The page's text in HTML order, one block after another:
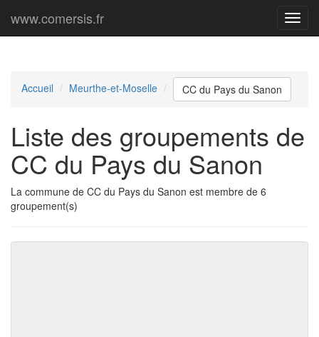
Menu
www.comersis.fr
Accueil Meurthe-et-Moselle CC du Pays du Sanon
Liste des groupements de
CC du Pays du Sanon
La commune de CC du Pays du Sanon est membre de 6
groupement(s)